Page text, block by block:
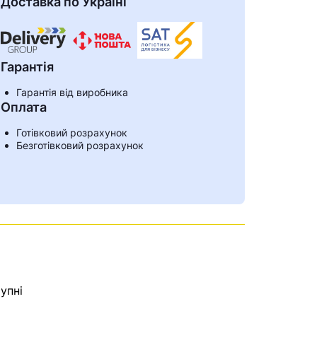
Гарантія
Гарантія від виробника
Оплата
Готівковий розрахунок
Безготівковий розрахунок